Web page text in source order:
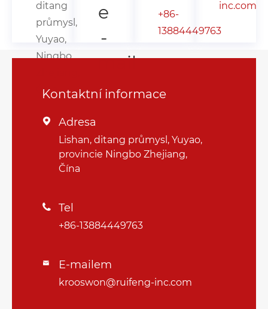
ditang
průmysl,
Yuyao,
Ningbo
Čína
e
-
mail
Krooswon@ruifeng-
+86-
13884449763
inc.com
Kontaktní informace
 Adresa
Lishan, ditang průmysl, Yuyao,
provincie Ningbo Zhejiang,
Čína
 Tel
+86-13884449763
 E-mailem
krooswon@ruifeng-inc.com